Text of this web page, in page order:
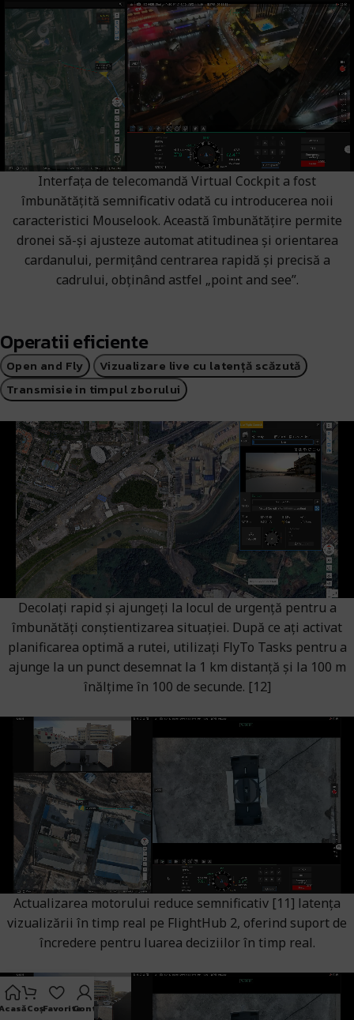
Interfața de telecomandă Virtual Cockpit a fost
îmbunătățită semnificativ odată cu introducerea noii
caracteristici Mouselook. Această îmbunătățire permite
dronei să-și ajusteze automat atitudinea și orientarea
cardanului, permițând centrarea rapidă și precisă a
cadrului, obținând astfel „point and see”.
Operatii eficiente
Open and Fly
Vizualizare live cu latență scăzută
Transmisie in timpul zborului
Decolați rapid și ajungeți la locul de urgență pentru a
îmbunătăți conștientizarea situației. După ce ați activat
planificarea optimă a rutei, utilizați FlyTo Tasks pentru a
ajunge la un punct desemnat la 1 km distanță și la 100 m
înălțime în 100 de secunde. [12]
Actualizarea motorului reduce semnificativ [11] latența
vizualizării în timp real pe FlightHub 2, oferind suport de
încredere pentru luarea deciziilor în timp real.
CoșFavoriteCont